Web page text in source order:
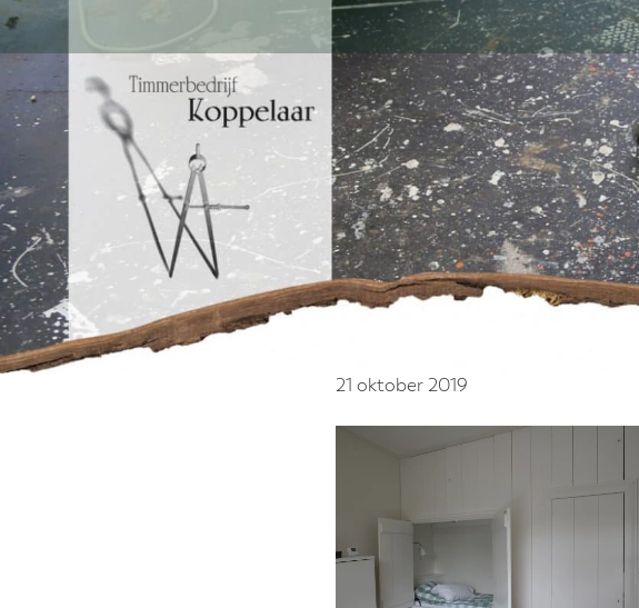
Door
de
hoofd
inhoud
21 oktober 2019